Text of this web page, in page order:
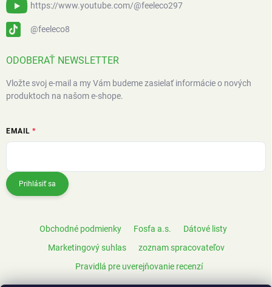
https://www.youtube.com/@feeleco297
@feeleco8
ODOBERAŤ NEWSLETTER
Vložte svoj e-mail a my Vám budeme zasielať informácie o nových
produktoch na našom e-shope.
EMAIL
Prihlásiť sa
Obchodné podmienky Fosfa a.s.
Dátové listy
Marketingový suhlas
zoznam spracovateľov
Pravidlá pre uverejňovanie recenzí